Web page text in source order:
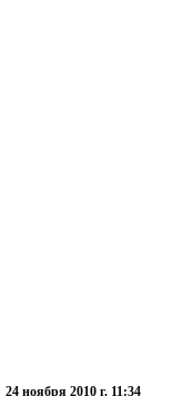
24 ноября 2010 г. 11:34